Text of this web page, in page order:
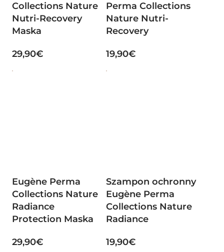
Collections Nature
Nutri-Recovery
Maska
29,90€
Perma Collections
Nature Nutri-
Recovery
19,90€
Eugène Perma
Collections Nature
Radiance
Protection Maska
29,90€
Szampon ochronny
Eugène Perma
Collections Nature
Radiance
19,90€